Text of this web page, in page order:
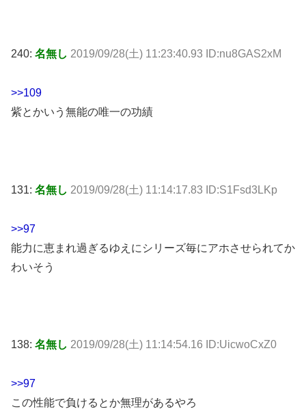
240: 名無し 2019/09/28(土) 11:23:40.93 ID:nu8GAS2xM
>>109
紫とかいう無能の唯一の功績
131: 名無し 2019/09/28(土) 11:14:17.83 ID:S1Fsd3LKp
>>97
能力に恵まれ過ぎるゆえにシリーズ毎にアホさせられてか
わいそう
138: 名無し 2019/09/28(土) 11:14:54.16 ID:UicwoCxZ0
>>97
この性能で負けるとか無理があるやろ